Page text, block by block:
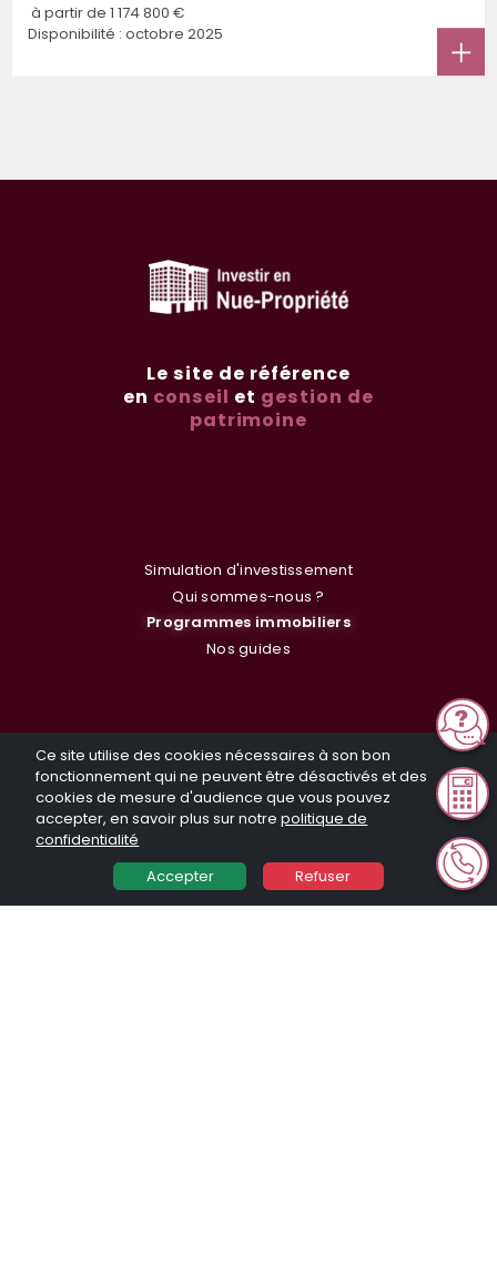
à partir de 1 174 800 €
Disponibilité : octobre 2025
Ce site utilise des cookies nécessaires à son bon
fonctionnement qui ne peuvent être désactivés et des
cookies de mesure d'audience que vous pouvez
accepter, en savoir plus sur notrepolitique de
confidentialité
Accepter
Refuser
Le site de référence
en conseil et gestion de
patrimoine
Simulation d'investissement
Qui sommes-nous ?
Programmes immobiliers
Nos guides
Les raisons de nous faire confiance
Actualités
Mentions légales
Politique de confidentialité
Plan du site